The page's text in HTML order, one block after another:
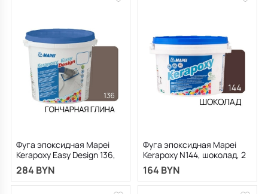
Фуга эпоксидная Mapei
Kerapoxy Easy Design 136,
гончарная глина, 3 кг
284 BYN
Фуга эпоксидная Mapei
Kerapoxy N144, шоколад, 2
кг
164 BYN